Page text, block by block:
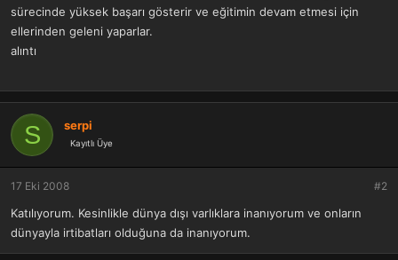
sürecinde yüksek başarı gösterir ve eğitimin devam etmesi için
ellerinden geleni yaparlar.
alıntı
S serpi
Kayıtlı Üye
17 Eki 2008 #2
Katılıyorum. Kesinlikle dünya dışı varlıklara inanıyorum ve onların
dünyayla irtibatları olduğuna da inanıyorum.